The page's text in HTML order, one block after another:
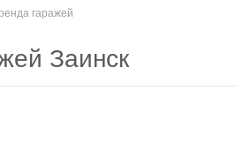
гаражей
Заинск